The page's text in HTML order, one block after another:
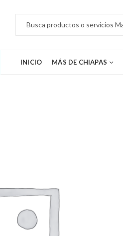
INICIO MÁS DE CHIAPAS